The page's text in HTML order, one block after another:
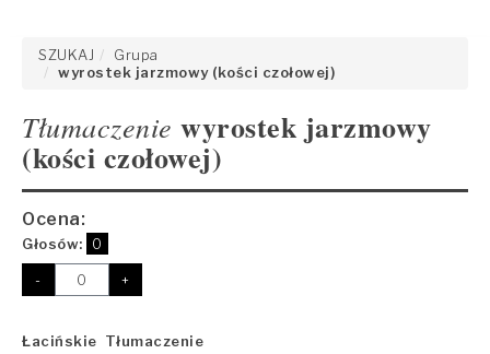
SZUKAJ
Grupa
wyrostek jarzmowy (kości czołowej)
Tłumaczenie wyrostek jarzmowy
(kości czołowej)
Ocena:
Głosów: 0
- +
Łacińskie Tłumaczenie